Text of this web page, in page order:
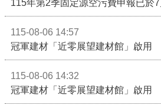
115-08-06 14:57
115-08-06 14:32